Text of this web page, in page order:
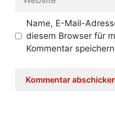
Name, E-Mail-
diesem Browser für
Kommentar